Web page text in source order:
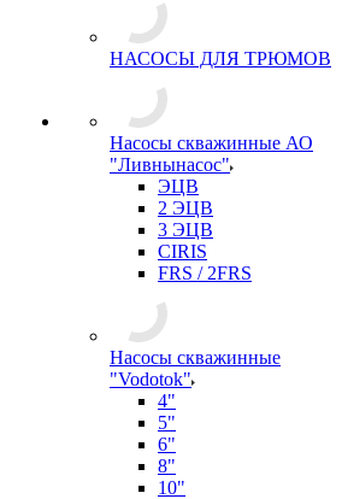
НАСОСЫ ДЛЯ ТРЮМОВ
Насосы скважинные АО
"Ливнынасос"
ЭЦВ
2 ЭЦВ
3 ЭЦВ
CIRIS
FRS / 2FRS
Насосы скважинные
"Vodotok"
4"
5"
6"
8"
10"